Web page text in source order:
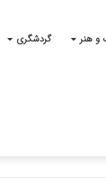
و هنر گردشگری